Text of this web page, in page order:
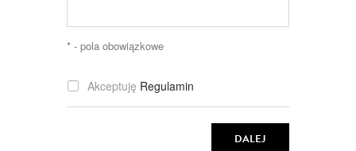
* - pola obowiązkowe
Akceptuję Regulamin
DALEJ